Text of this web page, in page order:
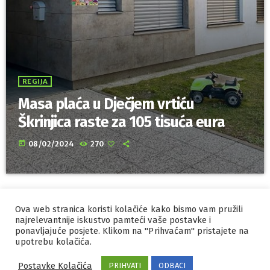
REGIJA
Masa plaća u Dječjem vrtiću
Škrinjica raste za 105 tisuća eura
today 08/02/2024 270
IZRADA I HOSTINGORBIS
MARKETING
PRAVILA PRIVATNOSTI
Ova web stranica koristi kolačiće kako bismo vam pružili
najrelevantnije iskustvo pamteći vaše postavke i
ponavljajuće posjete. Klikom na "Prihvaćam" pristajete na
upotrebu kolačića.
Postavke Kolačića PRIHVATI ODBACI